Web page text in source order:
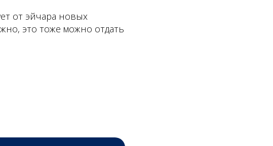
от эйчара новых
это тоже можно отдать